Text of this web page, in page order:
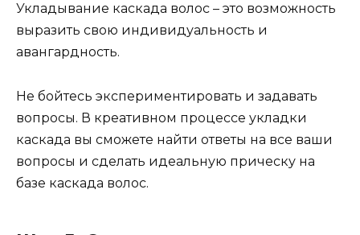
Укладывание каскада волос – это возможность
выразить свою индивидуальность и
авангардность.
Не бойтесь экспериментировать и задавать
вопросы. В креативном процессе укладки
каскада вы сможете найти ответы на все ваши
вопросы и сделать идеальную прическу на
базе каскада волос.